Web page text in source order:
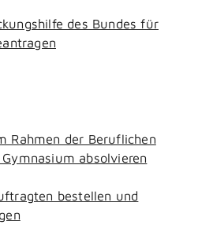
des Bundes für
Rahmen der Beruflichen
absolvieren
bestellen und